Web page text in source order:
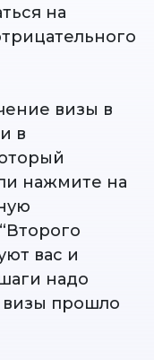
на
визы в
в
нажмите на
вас и
надо
визы прошло